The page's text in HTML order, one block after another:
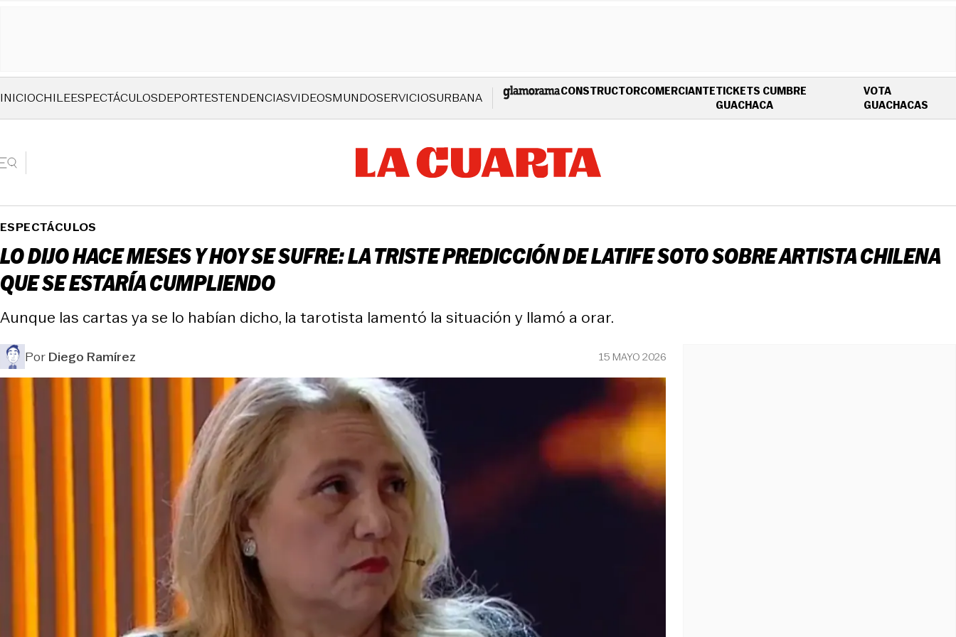
INICIOCHILEESPECTÁCULOSDEPORTESTENDENCIASVIDEOSMUNDOSERVICIOSURBANA CONSTRUCTORCOMERCIANTETICKETS CUMBRE
GUACHACAOPENS IN NEW WINDOW
VOTA
GUACHACAS
ESPECTÁCULOS
LO DIJO HACE MESES Y HOY SE SUFRE: LA TRISTE PREDICCIÓN DE LATIFE SOTO SOBRE ARTISTA CHILENA
QUE SE ESTARÍA CUMPLIENDO
Aunque las cartas ya se lo habían dicho, la tarotista lamentó la situación y llamó a orar.
PorDiego Ramírez 15 MAYO 2026